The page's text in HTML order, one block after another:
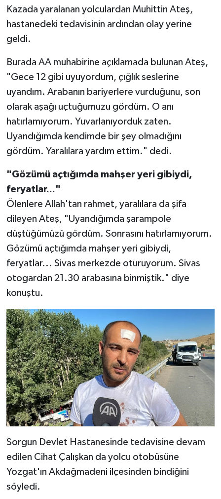
Kazada yaralanan yolculardan Muhittin Ateş,
hastanedeki tedavisinin ardından olay yerine
geldi.
Burada AA muhabirine açıklamada bulunan Ateş,
"Gece 12 gibi uyuyordum, çığlık seslerine
uyandım. Arabanın bariyerlere vurduğunu, son
olarak aşağı uçtuğumuzu gördüm. O anı
hatırlamıyorum. Yuvarlanıyorduk zaten.
Uyandığımda kendimde bir şey olmadığını
gördüm. Yaralılara yardım ettim." dedi.
"Gözümü açtığımda mahşer yeri gibiydi,
feryatlar..."
Ölenlere Allah'tan rahmet, yaralılara da şifa
dileyen Ateş, "Uyandığımda şarampole
düştüğümüzü gördüm. Sonrasını hatırlamıyorum.
Gözümü açtığımda mahşer yeri gibiydi,
feryatlar... Sivas merkezde oturuyorum. Sivas
otogardan 21.30 arabasına binmiştik." diye
konuştu.
Sorgun Devlet Hastanesinde tedavisine devam
edilen Cihat Çalışkan da yolcu otobüsüne
Yozgat'ın Akdağmadeni ilçesinden bindiğini
söyledi.
KADIN-AİLE
YEREL YÖNETİM
SEÇİM 2011
ÜÇÜNCÜ SAYFA
Yemek
SİVİL TOPLUM
SEÇİM 2014
KİM KİMDİR
ÇEK GÖNDER
KİTAP
OTOMOBİL
MİZAH
TARİH
Genel
YEREL
BÖLGEDEN